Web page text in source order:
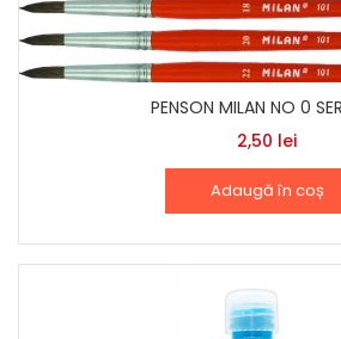
PENSON MILAN NO 0
2,50 lei
Adaugă în coș